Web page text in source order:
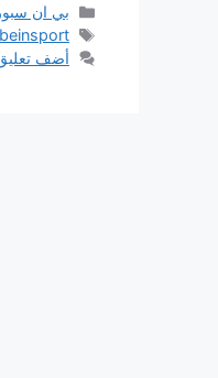
التصنيفات
بي ان
الوسوم
beinsport
أضف